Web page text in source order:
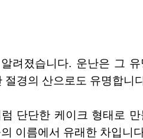
려졌습니다. 운난은 그 유
경의 산으로도 유명합니
단단한 케이크 형태로 만
이름에서 유래한 차입니